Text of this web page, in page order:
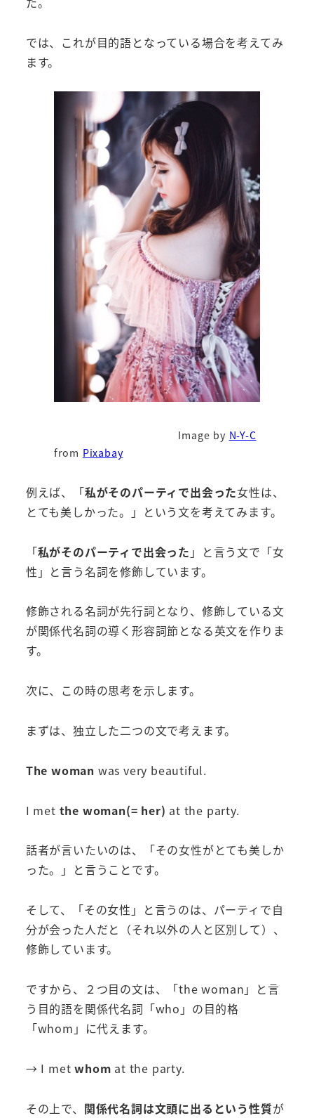
では、これが目的語となっている場合を考えてみ
ます。
Image by N-Y-C
from Pixabay
例えば、「私がそのパーティで出会った女性は、
とても美しかった。」という文を考えてみます。
「私がそのパーティで出会った 」と言う文で「女
性」と言う名詞を修飾しています。
修飾される名詞が先行詞となり、修飾している文
が関係代名詞の導く形容詞節となる英文を作りま
す。
次に、この時の思考を示します。
まずは、独立した二つの文で考えます。
The woman was very beautiful.
I met the woman(= her) at the party.
話者が言いたいのは、「その女性がとても美しか
った。」と言うことです。
そして、「その女性」と言うのは、パーティで自
分が会った人だと（それ以外の人と区別して）、
修飾しています。
ですから、２つ目の文は、「the woman」と言
う目的語を関係代名詞「who」の目的格
「whom」に代えます。
→ I metwhom at the party.
その上で、 関係代名詞は文頭に出るという性質が